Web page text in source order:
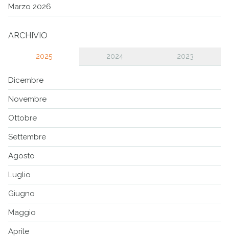
Marzo 2026
ARCHIVIO
2025 2024 2023
Dicembre
Novembre
Ottobre
Settembre
Agosto
Luglio
Giugno
Maggio
Aprile